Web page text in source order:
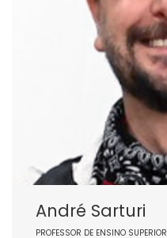
André Sarturi
PROFESSOR DE ENSINO SUPERIOR